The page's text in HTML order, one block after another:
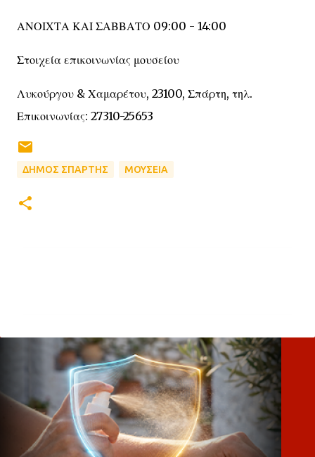
ΑΝΟΙΧΤΑ ΚΑΙ ΣΑΒΒΑΤΟ 09:00 - 14:00
Στοιχεία επικοινωνίας μουσείου
Λυκούργου & Χαμαρέτου, 23100, Σπάρτη, τηλ.
Επικοινωνίας: 27310-25653
ΔΗΜΟΣ ΣΠΑΡΤΗΣ ΜΟΥΣΕΙΑ
λ